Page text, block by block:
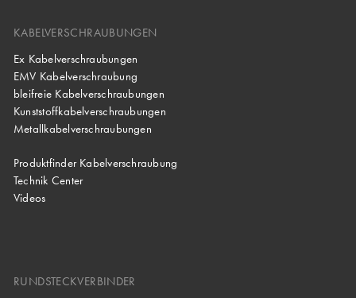
KABELVERSCHRAUBUNGEN
Ex Kabelverschraubungen
EMV Kabelverschraubung
bleifreie Kabelverschraubungen
Kunststoffkabelverschraubungen
Metallkabelverschraubungen
Produktfinder Kabelverschraubung
Technik Center
Videos
RUNDSTECKVERBINDER